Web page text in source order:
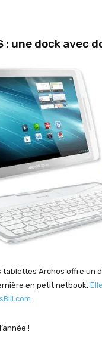
: une dock avec
tablettes Archos offre un
en petit netbook.
.
!